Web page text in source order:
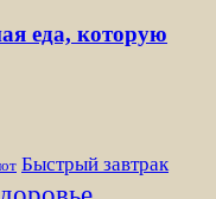
еда, которую
Быстрый завтрак